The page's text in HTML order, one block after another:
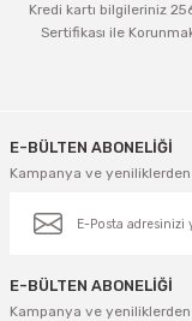
Kredi kartı bilgileriniz
Sertifikası ile
E-BÜLTEN ABONELİĞİ
Kampanya ve
E-BÜLTEN ABONELİĞİ
Kampanya ve